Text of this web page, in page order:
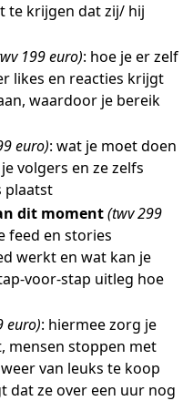
te krijgen dat zij/ hij
199 euro): hoe je er zelf
likes en reacties krijgt
waardoor je bereik
euro): wat je moet doen
volgers en ze zelfs
plaatst
dit moment(twv 299
feed en stories
werkt en wat kan je
voor-stap uitleg hoe
euro): hiermee zorg je
mensen stoppen met
van leuks te koop
dat ze over een uur nog